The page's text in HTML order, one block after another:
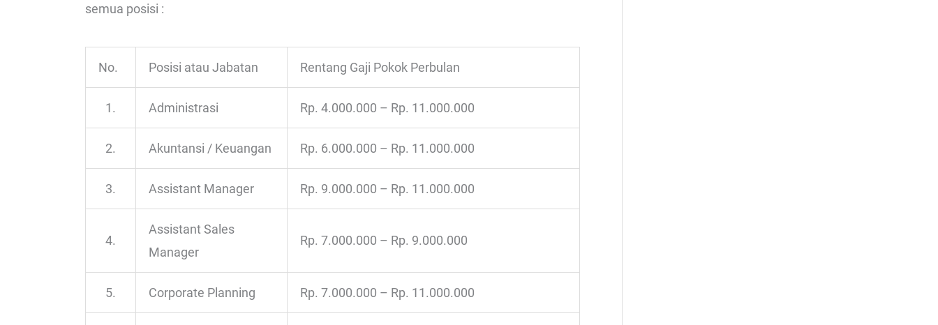
semua posisi :
No. Posisi atau Jabatan Rentang Gaji Pokok Perbulan
1. Administrasi Rp. 4.000.000 – Rp. 11.000.000
2. Akuntansi / Keuangan Rp. 6.000.000 – Rp. 11.000.000
3. Assistant Manager Rp. 9.000.000 – Rp. 11.000.000
4.
Assistant Sales
Manager
Rp. 7.000.000 – Rp. 9.000.000
5. Corporate Planning Rp. 7.000.000 – Rp. 11.000.000